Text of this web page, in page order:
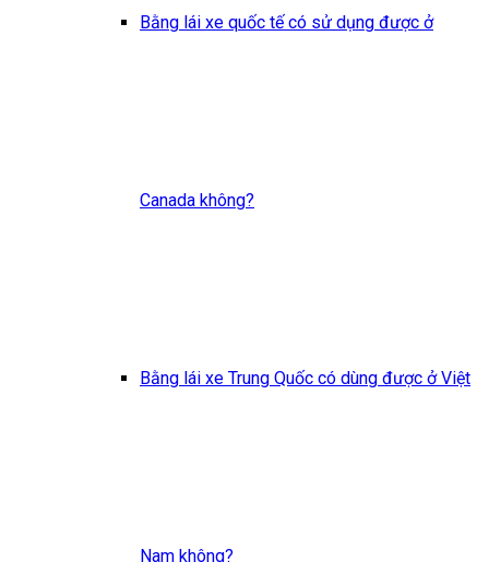
Bằng lái xe quốc tế có sử dụng được ở
Canada không?
Bằng lái xe Trung Quốc có dùng được ở Việt
Nam không?